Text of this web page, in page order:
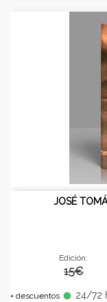
JOSÉ
Edición:
15€
+ descuentos fiber_manual_record 24/72